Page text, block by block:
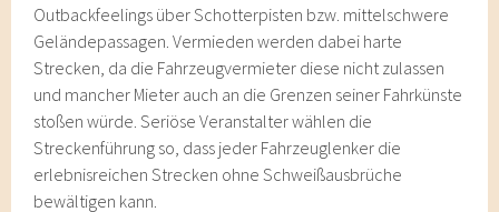
Outbackfeelings über Schotterpisten bzw. mittelschwere
Geländepassagen. Vermieden werden dabei harte
Strecken, da die Fahrzeugvermieter diese nicht zulassen
und mancher Mieter auch an die Grenzen seiner Fahrkünste
stoßen würde. Seriöse Veranstalter wählen die
Streckenführung so, dass jeder Fahrzeuglenker die
erlebnisreichen Strecken ohne Schweißausbrüche
bewältigen kann.